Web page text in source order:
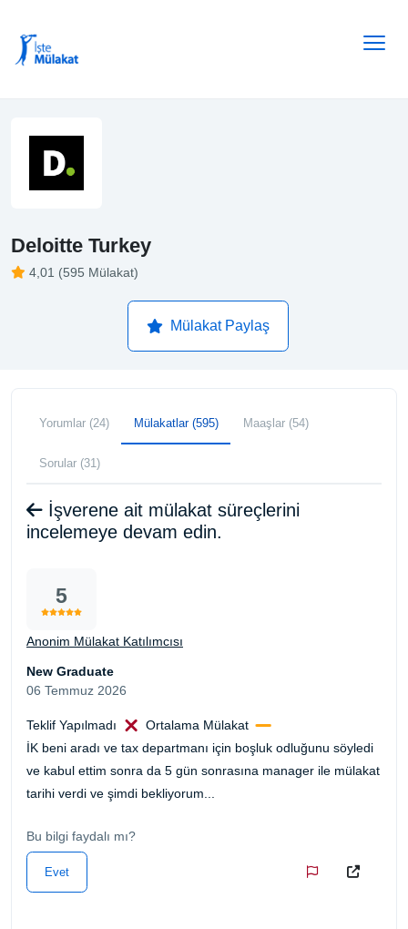
Deloitte Turkey
4,01 (595 Mülakat)
Mülakat Paylaş
Yorumlar (24) Mülakatlar (595) Maaşlar (54)
Sorular (31)
İşverene ait mülakat süreçlerini
incelemeye devam edin.
5
Anonim Mülakat Katılımcısı
New Graduate
06 Temmuz 2026
Teklif Yapılmadı
Ortalama Mülakat
İK beni aradı ve tax departmanı için boşluk odluğunu söyledi
ve kabul ettim sonra da 5 gün sonrasına manager ile mülakat
tarihi verdi ve şimdi bekliyorum...
Bu bilgi faydalı mı?
Evet